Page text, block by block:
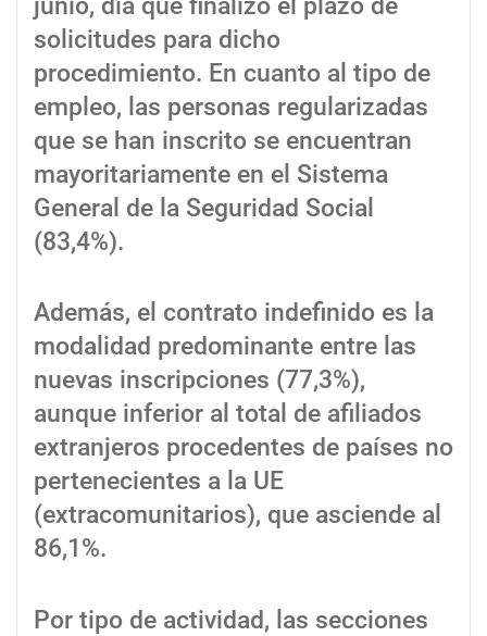
junio, día que finalizó el plazo de
solicitudes para dicho
procedimiento. En cuanto al tipo de
empleo, las personas regularizadas
que se han inscrito se encuentran
mayoritariamente en el Sistema
General de la Seguridad Social
(83,4%).
Además, el contrato indefinido es la
modalidad predominante entre las
nuevas inscripciones (77,3%),
aunque inferior al total de afiliados
extranjeros procedentes de países no
pertenecientes a la UE
(extracomunitarios), que asciende al
86,1%.
Por tipo de actividad, las secciones